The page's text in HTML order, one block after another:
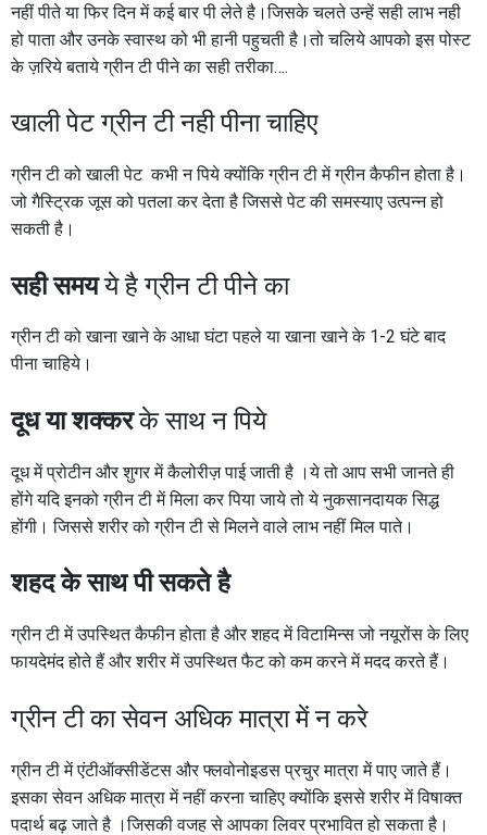
नहीं पीते या फिर दिन में कई बार पी लेते है।जिसके चलते उन्हें सही लाभ नही
हो पाता और उनके स्वास्थ को भी हानी पहुचती है।तो चलिये आपको इस पोस्ट
के ज़रिये बताये ग्रीन टी पीने का सही तरीका….
खाली पेट ग्रीन टी नही पीना चाहिए
ग्रीन टी को खाली पेट कभी न पिये क्योंकि ग्रीन टी में ग्रीन कैफीन होता है।
जो गैस्ट्रिक जूस को पतला कर देता है जिससे पेट की समस्याए उत्पन्न हो
सकती है।
सही समयये है ग्रीन टी पीने का
ग्रीन टी को खाना खाने के आधा घंटा पहले या खाना खाने के 1-2 घंटे बाद
पीना चाहिये।
दूध या शक्कर के साथ न पिये
दूध में प्रोटीन और शुगर में कैलोरीज़ पाई जाती है ।ये तो आप सभी जानते ही
होंगे यदि इनको ग्रीन टी में मिला कर पिया जाये तो ये नुकसानदायक सिद्ध
होंगी। जिससे शरीर को ग्रीन टी से मिलने वाले लाभ नहीं मिल पाते।
शहद के साथ पी सकते है
ग्रीन टी में उपस्थित कैफीन होता है और शहद में विटामिन्स जो नयूरोंस के लिए
फायदेमंद होते हैं और शरीर में उपस्थित फैट को कम करने में मदद करते हैं।
ग्रीन टी का सेवन अधिक मात्रा में न करे
ग्रीन टी में एंटीऑक्सीडेंटस और फ्लवोनोइडस प्रचुर मात्रा में पाए जाते हैं।
इसका सेवन अधिक मात्रा में नहीं करना चाहिए क्योंकि इससे शरीर में विषाक्त
पदार्थ बढ़ जाते है ।जिसकी वजह से आपका लिवर प्रभावित हो सकता है।